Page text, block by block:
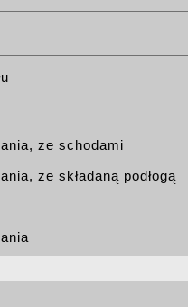
ze schodami
ze składaną podłogą